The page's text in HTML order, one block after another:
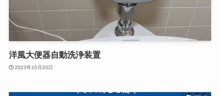
洋風大便器自動洗浄装置
2023年10月20日